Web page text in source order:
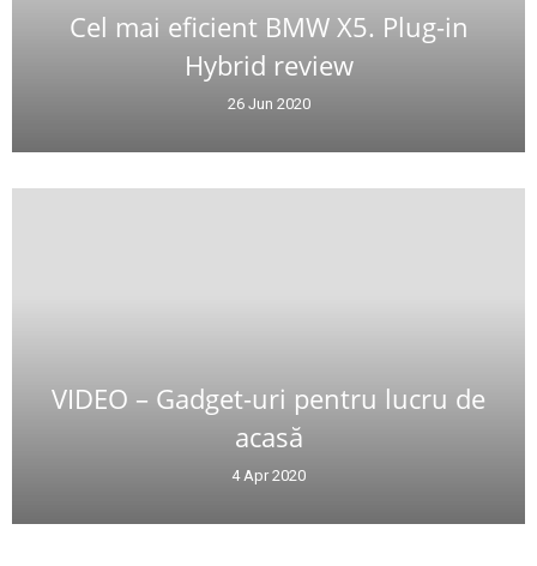
Cel mai eficient BMW X5. Plug-in
Hybrid review
26 Jun 2020
VIDEO – Gadget-uri pentru lucru de
acasă
4 Apr 2020